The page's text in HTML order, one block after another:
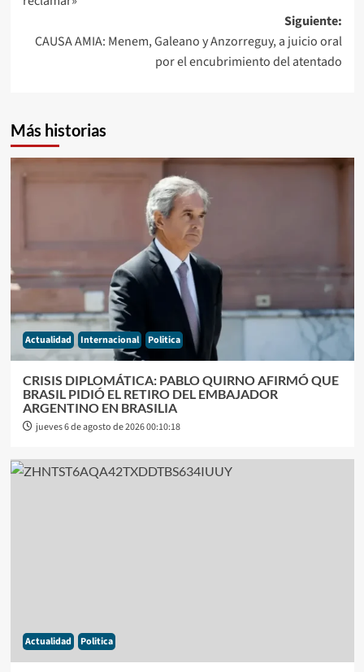
Siguiente:
CAUSA AMIA: Menem, Galeano y Anzorreguy, a juicio oral
por el encubrimiento del atentado
Más historias
Actualidad Internacional Politica
CRISIS DIPLOMÁTICA: PABLO QUIRNO AFIRMÓ QUE
BRASIL PIDIÓ EL RETIRO DEL EMBAJADOR
ARGENTINO EN BRASILIA
jueves 6 de agosto de 2026 00:10:18
Actualidad Politica